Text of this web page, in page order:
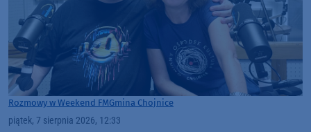
Rozmowy w Weekend FMGmina Chojnice
piątek, 7 sierpnia 2026, 12:33